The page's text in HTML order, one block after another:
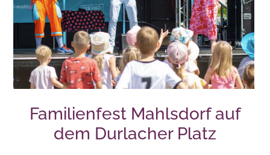
Familienfest Mahlsdorf auf
dem Durlacher Platz